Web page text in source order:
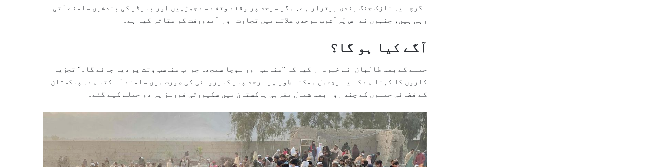
اگرچہ یہ نازک جنگ بندی برقرار ہے، مگر سرحد پر وقفے وقفے سے جھڑپیں اور بارڈر کی بندشیں سامنے آتی
رہی ہیں، جنہوں نے اس پُرآشوب سرحدی علاقے میں تجارت اور آمدورفت کو متاثر کیا ہے۔
آگے کیا ہو گا؟
حملے کے بعد طالبان نے خبردار کیا کہ ’’مناسب اور سوچا سمجھا جواب مناسب وقت پر دیا جائے گا۔‘‘ تجزیہ
کاروں کا کہنا ہے کہ یہ ردِعمل ممکنہ طور پر سرحد پار کارروائی کی صورت میں سامنے آ سکتا ہے۔ پاکستان
کے فضائی حملوں کے چند روز بعد شمال مغربی پاکستان میں سکیورٹی فورسز پر دو حملے کیے گئے۔